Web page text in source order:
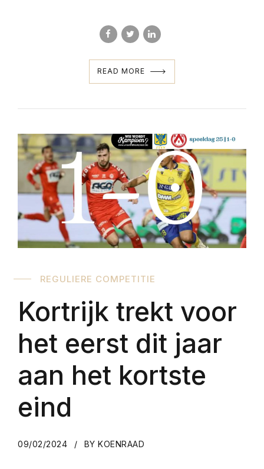
READ MORE
REGULIERE COMPETITIE
Kortrijk trekt voor
het eerst dit jaar
aan het kortste
eind
09/02/2024 BY KOENRAAD